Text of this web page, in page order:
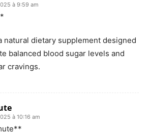
à 9:59 am
natural dietary supplement designed
balanced blood sugar levels and
cravings.
à 10:16 am